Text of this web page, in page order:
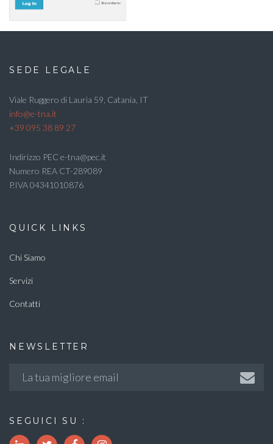
SEDE LEGALE
Viale Ruggero di Lauria 59, Catania, IT
info@e-tna.it
+39 095 38 89 27
Indirizzo PEC e-tna@pec.it
Numero REA CT-289089
P.IVA 04341010876
QUICK LINKS
Chi Siamo
Servizi
Contatti
NEWSLETTER
SEGUICI SU :